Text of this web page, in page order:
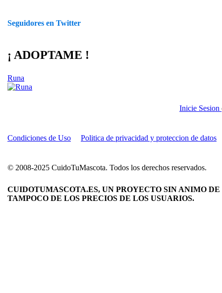
Seguidores en Twitter
¡ ADOPTAME !
Runa
Inicie Sesion
Condiciones de Uso Politica de privacidad y proteccion de datos
© 2008-2025 CuidoTuMascota. Todos los derechos reservados.
CUIDOTUMASCOTA.ES, UN PROYECTO SIN ANIMO
TAMPOCO DE LOS PRECIOS DE LOS USUARIOS.